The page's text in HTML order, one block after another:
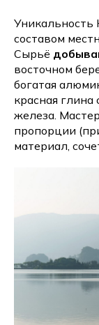
Уникальность
составом
Сырьё
восточном
богатая
красная
железа.
пропорции
материал,